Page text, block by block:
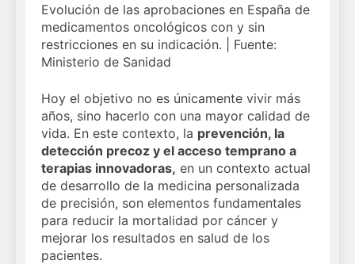
Evolución de las aprobaciones en España de
medicamentos oncológicos con y sin
restricciones en su indicación. | Fuente:
Ministerio de Sanidad
Hoy el objetivo no es únicamente vivir más
años, sino hacerlo con una mayor calidad de
vida. En este contexto, la prevención, la
detección precoz y el acceso temprano a
terapias innovadoras, en un contexto actual
de desarrollo de la medicina personalizada
de precisión, son elementos fundamentales
para reducir la mortalidad por cáncer y
mejorar los resultados en salud de los
pacientes.